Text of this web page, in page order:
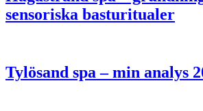
sensoriska basturitualer
Tylösand spa – min analys